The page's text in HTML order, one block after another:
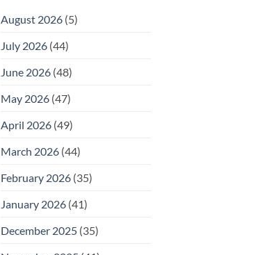
August 2026(5)
July 2026(44)
June 2026(48)
May 2026(47)
April 2026(49)
March 2026(44)
February 2026(35)
January 2026(41)
December 2025(35)